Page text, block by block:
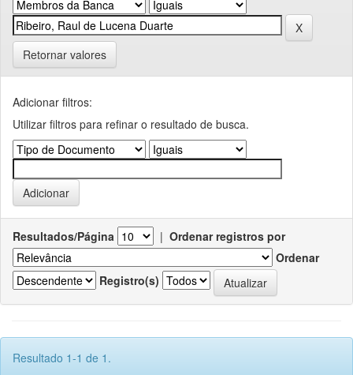
Retornar valores
Adicionar filtros:
Utilizar filtros para refinar o resultado de busca.
Resultados/Página | Ordenar registros por
Ordenar
Registro(s)
Resultado 1-1 de 1.